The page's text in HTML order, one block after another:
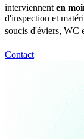
interviennent en
d'inspection et
soucis d'éviers,
Contact